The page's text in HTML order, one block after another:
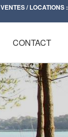
VENTES / LOCATIONS :
CONTACT